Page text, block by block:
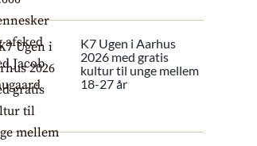
K7 Ugen i Aarhus
2026 med gratis
kultur til unge mellem
18-27 år